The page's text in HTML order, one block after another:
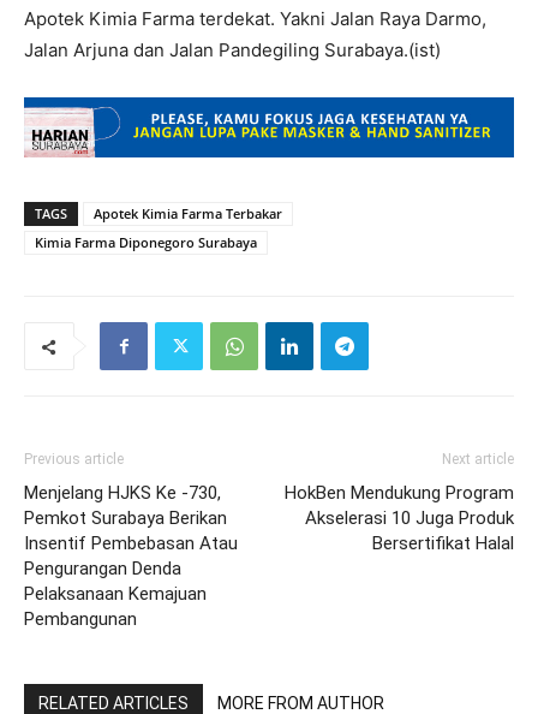
Apotek Kimia Farma terdekat. Yakni Jalan Raya Darmo,
Jalan Arjuna dan Jalan Pandegiling Surabaya.(ist)
TAGS
Apotek Kimia Farma Terbakar
Kimia Farma Diponegoro Surabaya
Previous article
Menjelang HJKS Ke -730,
Pemkot Surabaya Berikan
Insentif Pembebasan Atau
Pengurangan Denda
Pelaksanaan Kemajuan
Pembangunan
Next article
HokBen Mendukung Program
Akselerasi 10 Juga Produk
Bersertifikat Halal
RELATED ARTICLES MORE FROM AUTHOR